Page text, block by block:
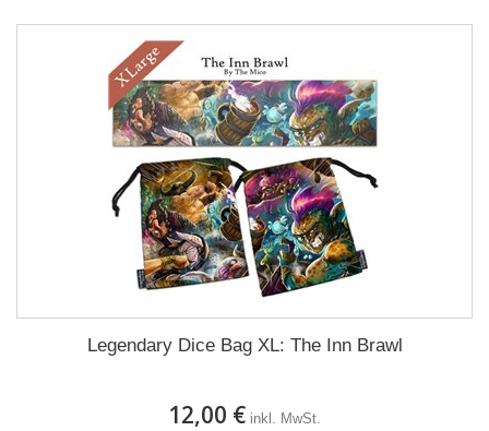
Legendary Dice Bag XL: The Inn Brawl
12,00 € inkl. MwSt.